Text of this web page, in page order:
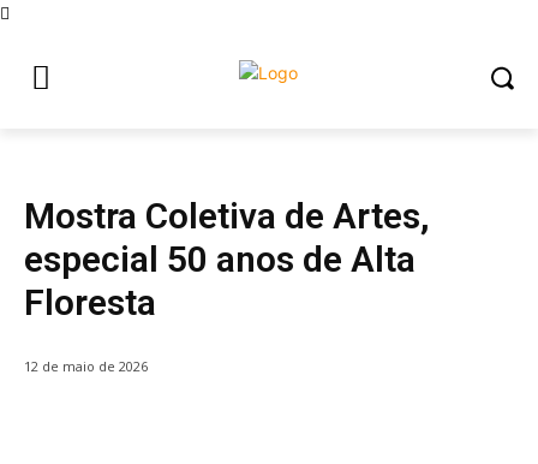
Mostra Coletiva de Artes,
especial 50 anos de Alta
Floresta
12 de maio de 2026